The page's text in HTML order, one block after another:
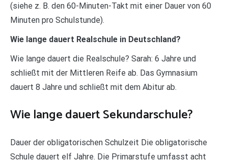
(siehe z. B. den 60-Minuten-Takt mit einer Dauer von 60
Minuten pro Schulstunde).
Wie lange dauert Realschule in Deutschland?
Wie lange dauert die Realschule? Sarah: 6 Jahre und
schließt mit der Mittleren Reife ab. Das Gymnasium
dauert 8 Jahre und schließt mit dem Abitur ab.
Wie lange dauert Sekundarschule?
Dauer der obligatorischen Schulzeit Die obligatorische
Schule dauert elf Jahre. Die Primarstufe umfasst acht